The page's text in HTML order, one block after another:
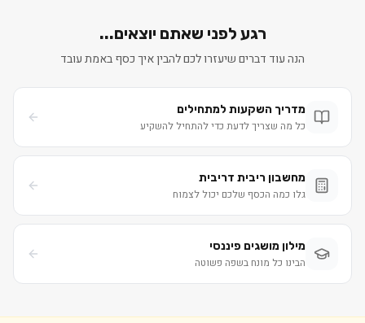
רגע לפני שאתם יוצאים...
הנה עוד דברים שיעזרו לכם להבין איך כסף באמת עובד
מדריך השקעות למתחילים
כל מה שצריך לדעת כדי להתחיל להשקיע
מחשבון ריבית דריבית
גלו כמה הכסף שלכם יכול לצמוח
מילון מושגים פיננסי
הבינו כל מונח בשפה פשוטה